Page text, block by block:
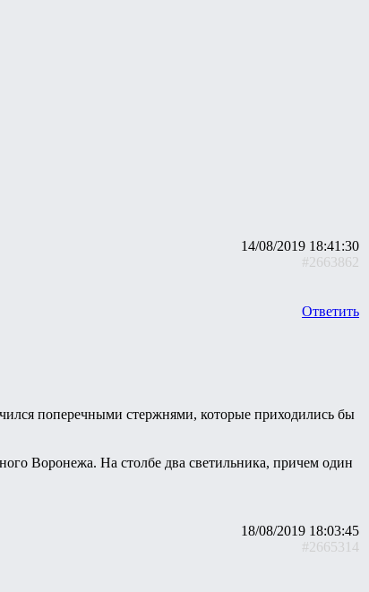
14/08/2019 18:41:30
#2663862
Ответить
поперечными стержнями, которые приходились бы
Воронежа. На столбе два светильника, причем один
18/08/2019 18:03:45
#2665314